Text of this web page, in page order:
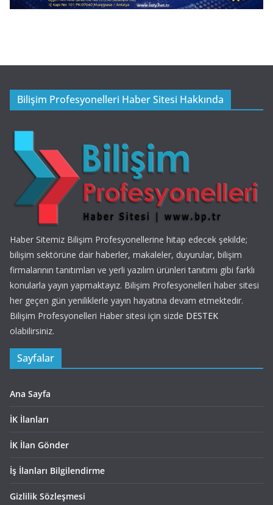
Bilişim Profesyonelleri Haber Sitesi Hakkında
Haber Sitemiz Bilişim Profesyonellerine hitap edecek şekilde;
bilişim sektörüne dair haberler, makaleler, duyurular, bilişim
firmalarının tanıtımları ve yerli yazılım ürünleri tanıtımı gibi farklı
konularla yayın yapmaktayız. Bilişim Profesyonelleri haber sitesi
her geçen gün yeniliklerle yayın hayatına devam etmektedir.
Bilişim Profesyonelleri Haber sitesi için sizde DESTEK
olabilirsiniz.
Sayfalar
Ana Sayfa
İK İlanları
İK İlan Gönder
İş İlanları Bilgilendirme
Gizlilik Sözleşmesi